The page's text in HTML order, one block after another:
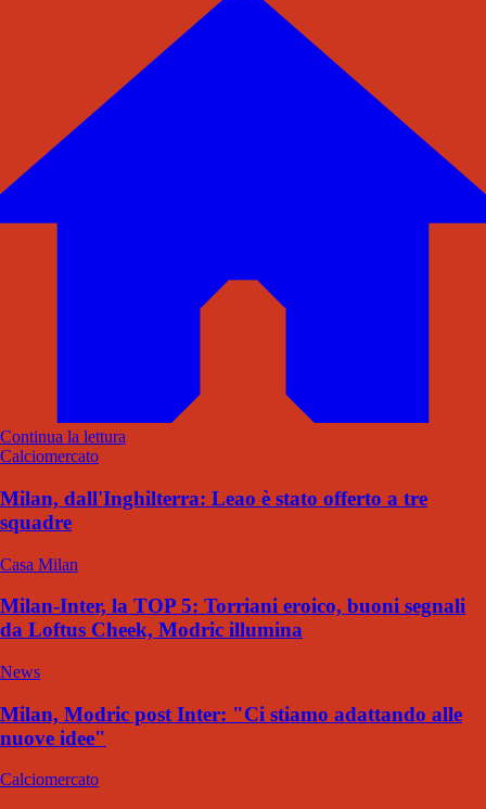
Continua la lettura
Calciomercato
Milan, dall'Inghilterra: Leao è stato offerto a tre
squadre
Casa Milan
Milan-Inter, la TOP 5: Torriani eroico, buoni segnali
da Loftus Cheek, Modric illumina
News
Milan, Modric post Inter: "Ci stiamo adattando alle
nuove idee"
Calciomercato